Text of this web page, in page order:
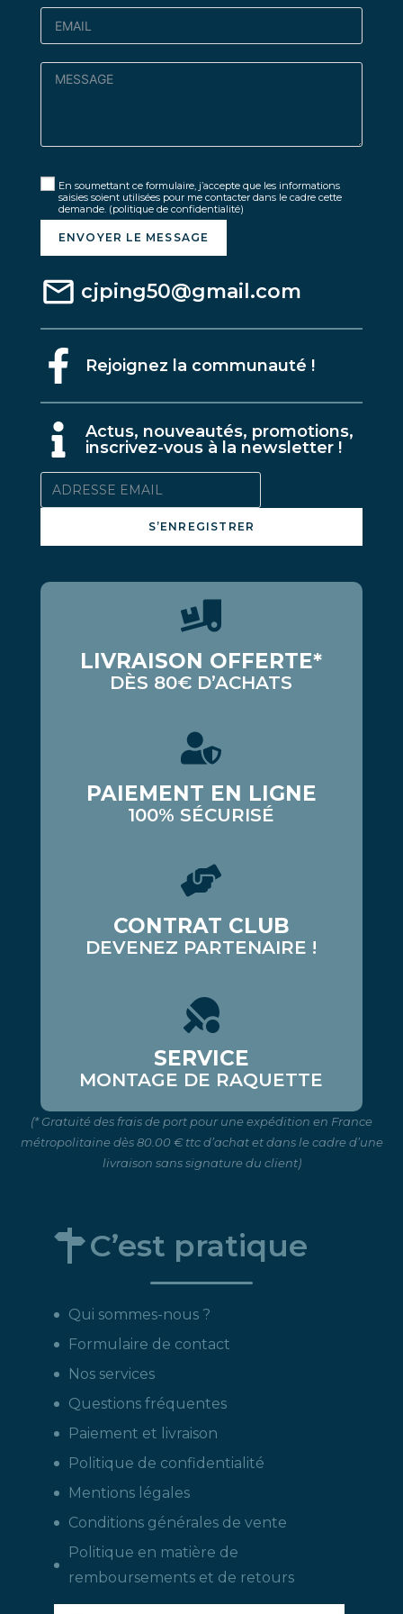
En soumettant ce formulaire, j’accepte que les informations
saisies soient utilisées pour me contacter dans le cadre cette
demande. (politique de confidentialité)
ENVOYER LE MESSAGE
cjping50@gmail.com
Rejoignez la communauté !
Actus, nouveautés, promotions,
inscrivez-vous à la newsletter !
S’ENREGISTRER
LIVRAISON OFFERTE*
DÈS 80€ D’ACHATS
PAIEMENT EN LIGNE
100% SÉCURISÉ
CONTRAT CLUB
DEVENEZ PARTENAIRE !
SERVICE
MONTAGE DE RAQUETTE
(* Gratuité des frais de port pour une expédition en France
métropolitaine dès 80.00 € ttc d’achat et dans le cadre d’une
livraison sans signature du client)
C’est pratique
Qui sommes-nous ?
Formulaire de contact
Nos services
Questions fréquentes
Paiement et livraison
Politique de confidentialité
Mentions légales
Conditions générales de vente
Politique en matière de
remboursements et de retours